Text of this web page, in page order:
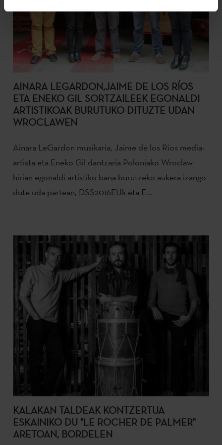
AINARA LEGARDON,JAIME DE LOS RÍOS
ETA ENEKO GIL SORTZAILEEK EGONALDI
ARTISTIKOAK BURUTUKO DITUZTE UDAN
WROCLAWEN
Ainara LeGardon musikaria, Jaime de los Ríos media-
artista eta Eneko Gil dantzaria Poloniako Wroclaw
hirian egonaldi artistiko bana burutzeko aukera izango
dute uda partean, DSS2016EUk eta E...
KALAKAN TALDEAK KONTZERTUA
ESKAINIKO DU "LE ROCHER DE PALMER"
ARETOAN, BORDELEN